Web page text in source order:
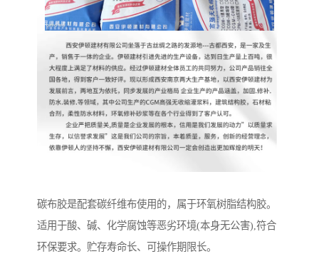
碳布胶是配套碳纤维布使用的，属于环氧树脂结构胶。
适用于酸、碱、化学腐蚀等恶劣环境(本身无公害),符合
环保要求。贮存寿命长、可操作期限长。